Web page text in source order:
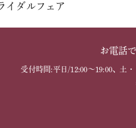
イダルフェア
お電話
受付時間:平日/12:00～19:00、土